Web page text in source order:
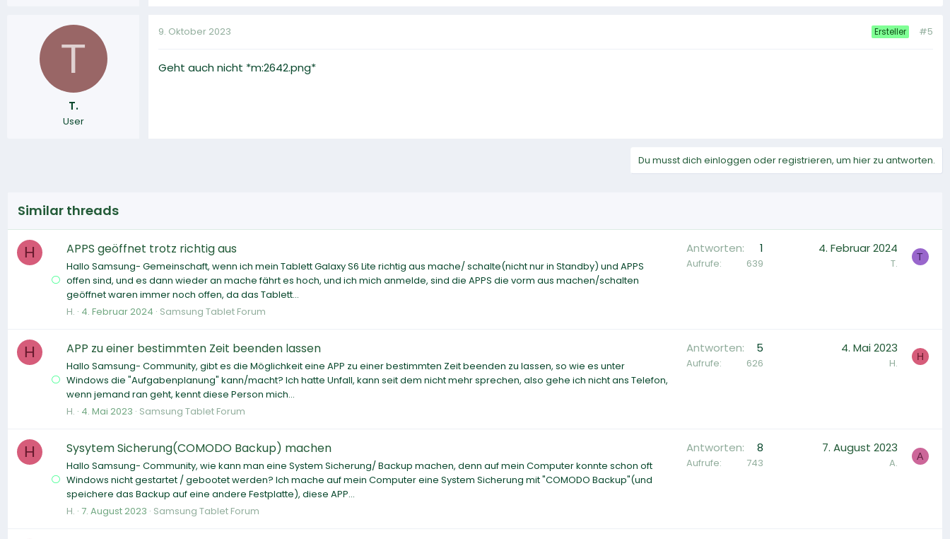
T
T.
User
9. Oktober 2023 Ersteller #5
Geht auch nicht ‍*m:2642.png*
Du musst dich einloggen oder registrieren, um hier zu antworten.
Similar threads
H APPS geöffnet trotz richtig aus
Hallo Samsung- Gemeinschaft, wenn ich mein Tablett Galaxy S6 Lite richtig aus mache/ schalte(nicht nur in Standby) und APPS
offen sind, und es dann wieder an mache fährt es hoch, und ich mich anmelde, sind die APPS die vorm aus machen/schalten
geöffnet waren immer noch offen, da das Tablett...
H. 4. Februar 2024 Samsung Tablet Forum
Antworten 1
Aufrufe 639
4. Februar 2024
T. T
H APP zu einer bestimmten Zeit beenden lassen
Hallo Samsung- Community, gibt es die Möglichkeit eine APP zu einer bestimmten Zeit beenden zu lassen, so wie es unter
Windows die "Aufgabenplanung" kann/macht? Ich hatte Unfall, kann seit dem nicht mehr sprechen, also gehe ich nicht ans Telefon,
wenn jemand ran geht, kennt diese Person mich...
H. 4. Mai 2023 Samsung Tablet Forum
Antworten 5
Aufrufe 626
4. Mai 2023
H. H
H Sysytem Sicherung(COMODO Backup) machen
Hallo Samsung- Community, wie kann man eine System Sicherung/ Backup machen, denn auf mein Computer konnte schon oft
Windows nicht gestartet / gebootet werden? Ich mache auf mein Computer eine System Sicherung mit "COMODO Backup"(und
speichere das Backup auf eine andere Festplatte), diese APP...
H. 7. August 2023 Samsung Tablet Forum
Antworten 8
Aufrufe 743
7. August 2023
A. A